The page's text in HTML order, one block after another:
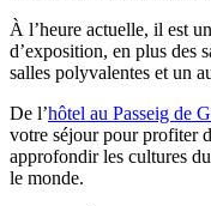
À l’heure actuelle, il est
d’exposition, en plus des
salles polyvalentes et un
De l’hôtel au Passeig de
votre séjour pour profiter
approfondir les cultures
le monde.